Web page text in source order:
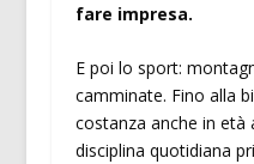
fare impresa.
E poi lo sport:
camminate. Fino alla
costanza anche in età
disciplina quotidiana